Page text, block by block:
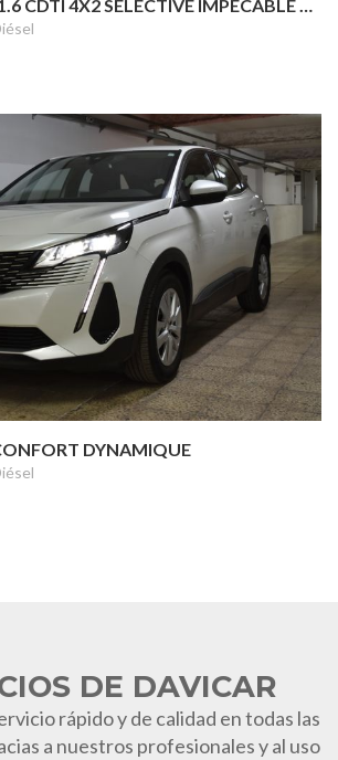
DYNAMIQUE
DE DAVICAR
rápido y de calidad en todas las
a nuestros profesionales y al uso